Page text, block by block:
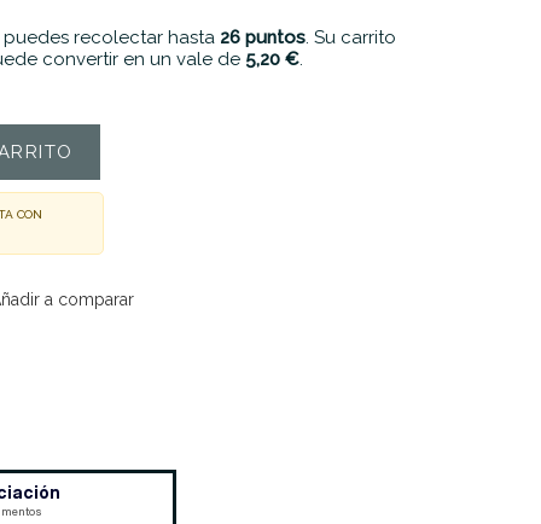
recolectar hasta 26 puntos. Su carrito
convertir en un vale de 5,20 €.
CON
a comparar